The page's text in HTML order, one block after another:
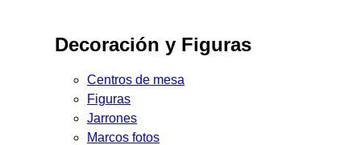
Decoración y Figuras
Centros de mesa
Figuras
Jarrones
Marcos fotos